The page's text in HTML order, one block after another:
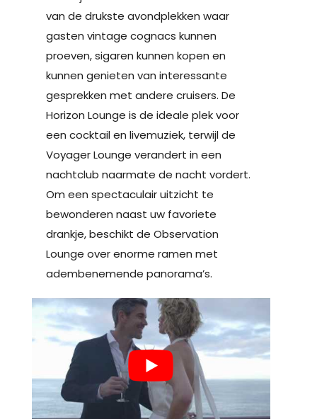
van de drukste avondplekken waar
gasten vintage cognacs kunnen
proeven, sigaren kunnen kopen en
kunnen genieten van interessante
gesprekken met andere cruisers. De
Horizon Lounge is de ideale plek voor
een cocktail en livemuziek, terwijl de
Voyager Lounge verandert in een
nachtclub naarmate de nacht vordert.
Om een spectaculair uitzicht te
bewonderen naast uw favoriete
drankje, beschikt de Observation
Lounge over enorme ramen met
adembenemende panorama’s.